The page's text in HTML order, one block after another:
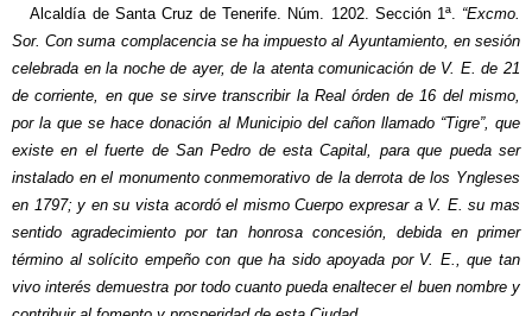
Alcaldía de Santa Cruz de Tenerife. Núm. 1202. Sección 1ª.
“Excmo.
Sor. Con suma complacencia se ha impuesto al Ayuntamiento, en sesión
celebrada en la noche de ayer, de la atenta comunicación de V. E. de 21
de corriente, en que se sirve transcribir la Real órden de 16 del mismo,
por la que se hace donación al Municipio del cañon llamado “Tigre”, que
existe en el fuerte de San Pedro de esta Capital, para que pueda ser
instalado en el monumento conmemorativo de la derrota de los Yngleses
en 1797; y en su vista acordó el mismo Cuerpo expresar a V. E. su mas
sentido agradecimiento por tan honrosa concesión, debida en primer
término al solícito empeño con que ha sido apoyada por V. E., que tan
vivo interés demuestra por todo cuanto pueda enaltecer el buen nombre y